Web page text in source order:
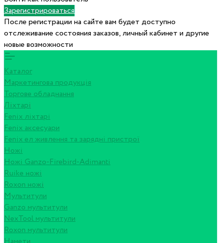
Зарегистрироваться
После регистрации на сайте вам будет доступно
отслеживание состояния заказов, личный кабинет и другие
новые возможности
Каталог
Маркетингова продукція
Торгове обладнання
Ліхтарі
Fenix ліхтарі
Fenix аксесуари
Fenix ел живлення та зарядні пристрої
Ножі
Ножі Ganzo-Firebird-Adimanti
Ruike ножі
Roxon ножi
Мультитули
Ganzo мультитули
NexTool мультитули
Roxon мультитули